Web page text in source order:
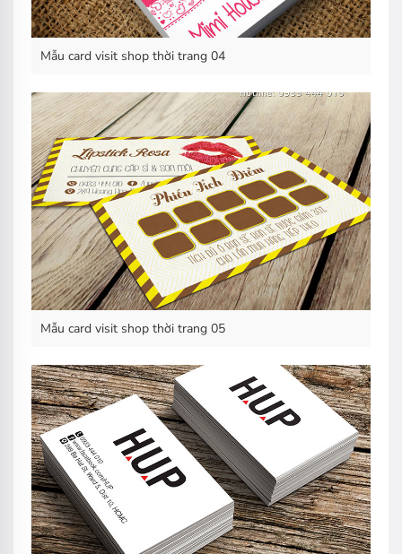
Mẫu card visit shop thời trang 04
Mẫu card visit shop thời trang 05